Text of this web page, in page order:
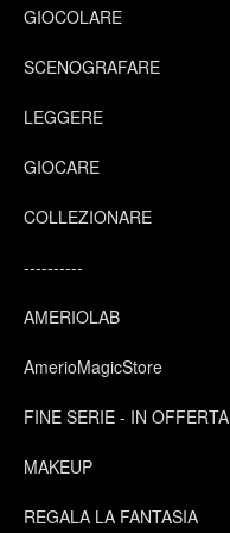
GIOCOLARE
SCENOGRAFARE
LEGGERE
GIOCARE
COLLEZIONARE
----------
AMERIOLAB
AmerioMagicStore
FINE SERIE - IN OFFERTA
MAKEUP
REGALA LA FANTASIA